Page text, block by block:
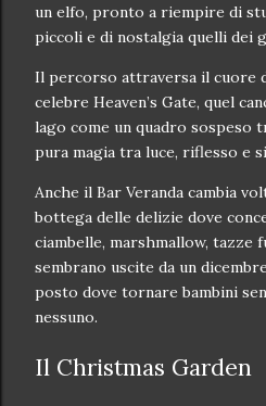
un elfo, pronto a riempire di
piccoli e di nostalgia quelli dei
Il percorso attraversa il cuore
celebre Heaven’s Gate, quel
lago come un quadro sospeso
pura magia tra luce, riflesso e
Anche il Bar Veranda cambia
bottega delle delizie dove
ciambelle, marshmallow, tazze
sembrano uscite da un
posto dove tornare bambini
nessuno.
Il Christmas Garden